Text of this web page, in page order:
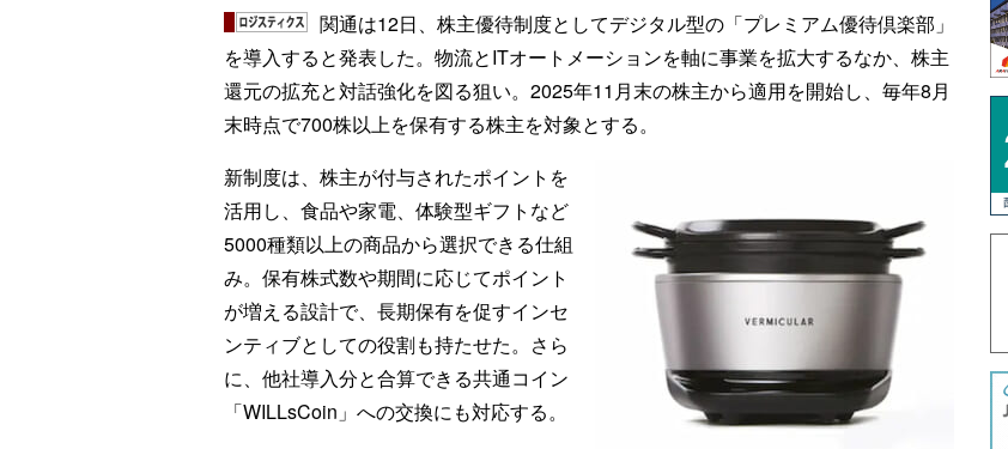
関通は12日、株主優待制度としてデジタル型の「プレミアム優待倶楽部」
を導入すると発表した。物流とITオートメーションを軸に事業を拡大するなか、株主
還元の拡充と対話強化を図る狙い。2025年11月末の株主から適用を開始し、毎年8月
末時点で700株以上を保有する株主を対象とする。
新制度は、株主が付与されたポイントを
活用し、食品や家電、体験型ギフトなど
5000種類以上の商品から選択できる仕組
み。保有株式数や期間に応じてポイント
が増える設計で、長期保有を促すインセ
ンティブとしての役割も持たせた。さら
に、他社導入分と合算できる共通コイン
「WILLsCoin」への交換にも対応する。